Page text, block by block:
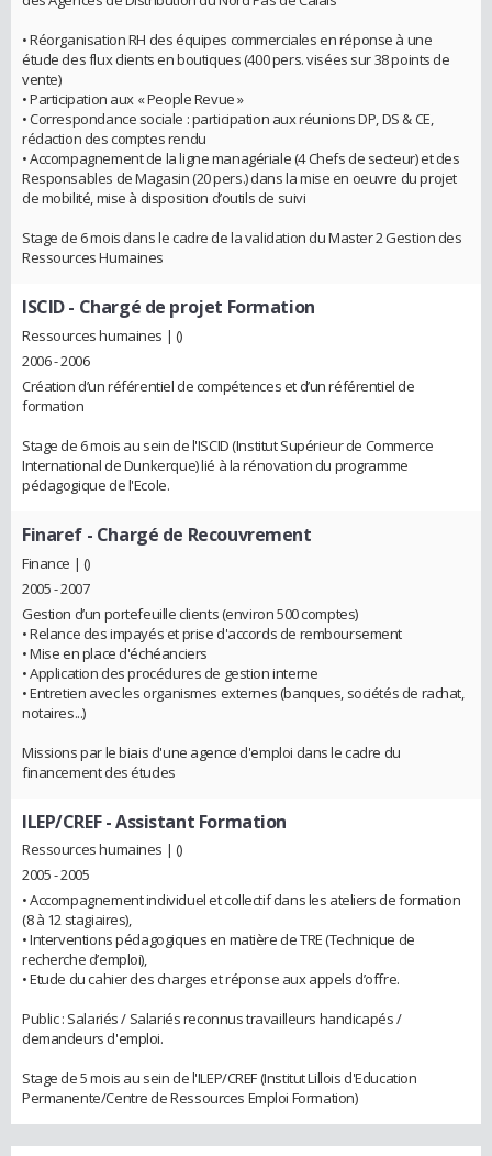
• Réorganisation RH des équipes commerciales en réponse à une
étude des flux clients en boutiques (400 pers. visées sur 38 points de
vente)
• Participation aux « People Revue »
• Correspondance sociale : participation aux réunions DP, DS & CE,
rédaction des comptes rendu
• Accompagnement de la ligne managériale (4 Chefs de secteur) et des
Responsables de Magasin (20 pers.) dans la mise en oeuvre du projet
de mobilité, mise à disposition d’outils de suivi
Stage de 6 mois dans le cadre de la validation du Master 2 Gestion des
Ressources Humaines
ISCID- Chargé de projet Formation
Ressources humaines | ()
2006 - 2006
Création d’un référentiel de compétences et d’un référentiel de
formation
Stage de 6 mois au sein de l'ISCID (Institut Supérieur de Commerce
International de Dunkerque) lié à la rénovation du programme
pédagogique de l'Ecole.
Finaref - Chargé de Recouvrement
Finance | ()
2005 - 2007
Gestion d’un portefeuille clients (environ 500 comptes)
• Relance des impayés et prise d'accords de remboursement
• Mise en place d'échéanciers
• Application des procédures de gestion interne
• Entretien avec les organismes externes (banques, sociétés de rachat,
notaires...)
Missions par le biais d'une agence d'emploi dans le cadre du
financement des études
ILEP/CREF- Assistant Formation
Ressources humaines | ()
2005 - 2005
• Accompagnement individuel et collectif dans les ateliers de formation
(8 à 12 stagiaires),
• Interventions pédagogiques en matière de TRE (Technique de
recherche d’emploi),
• Etude du cahier des charges et réponse aux appels d’offre.
Public : Salariés / Salariés reconnus travailleurs handicapés /
demandeurs d'emploi.
Stage de 5 mois au sein de l'ILEP/CREF (Institut Lillois d'Education
Permanente/Centre de Ressources Emploi Formation)